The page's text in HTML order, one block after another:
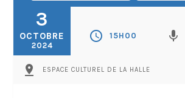
3
OCTOBRE
2024
schedule 15H00 mic
pin_drop ESPACE CULTUREL DE LA HALLE